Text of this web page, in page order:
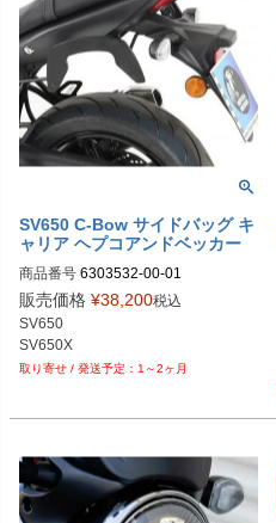
SV650 C-Bow サイドバッグ キ
ャリア ヘプコアンドベッカー
商品番号 6303532-00-01
プロト：6303532-0001
メーカー：6303532 00 01
販売価格 ¥38,200税込
SV650
1～2ヶ月